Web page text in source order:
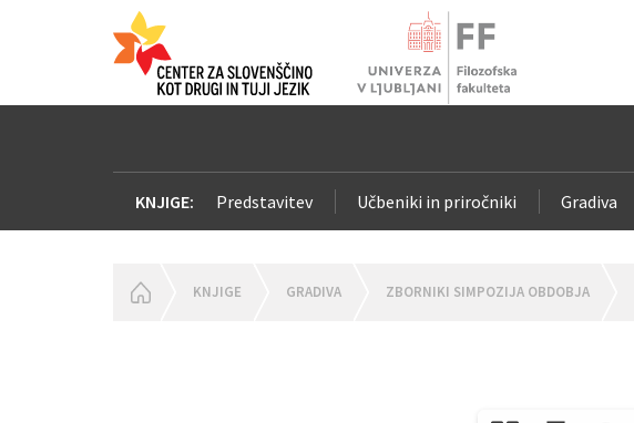
KNJIGE: Predstavitev Učbeniki in priročniki Gradiva
HOMEPAGE
KNJIGE GRADIVA ZBORNIKI SIMPOZIJA OBDOBJA